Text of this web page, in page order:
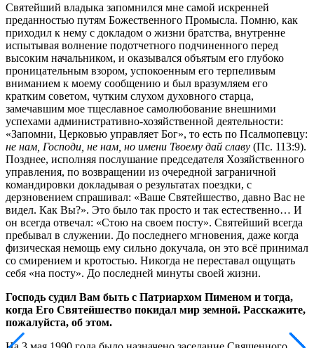
Святейший владыка запомнился мне самой искренней
преданностью путям Божественного Промысла. Помню, как
приходил к нему с докладом о жизни братства, внутренне
испытывая волнение подотчетного подчиненного перед
высоким начальником, и оказывался объятым его глубоко
проницательным взором, успокоенным его терпеливым
вниманием к моему сообщению и был вразумляем его
кратким советом, чутким слухом духовного старца,
замечавшим мое тщеславное самолюбование внешними
успехами административно-хозяйственной деятельности:
«Запомни, Церковью управляет Бог», то есть по Псалмопевцу:
не нам, Господи, не нам, но имени Твоему дай славу (Пс. 113:9).
Позднее, исполняя послушание председателя Хозяйственного
управления, по возвращении из очередной заграничной
командировки докладывая о результатах поездки, с
дерзновением спрашивал: «Ваше Святейшество, давно Вас не
видел. Как Вы?». Это было так просто и так естественно… И
он всегда отвечал: «Стою на своем посту». Святейший всегда
пребывал в служении. До последнего мгновения, даже когда
физическая немощь ему сильно докучала, он это всё принимал
со смирением и кротостью. Никогда не переставал ощущать
себя «на посту». До последней минуты своей жизни.
Господь судил Вам быть с Патриархом Пименом и тогда,
когда Его Святейшество покидал мир земной. Расскажите,
пожалуйста, об этом.